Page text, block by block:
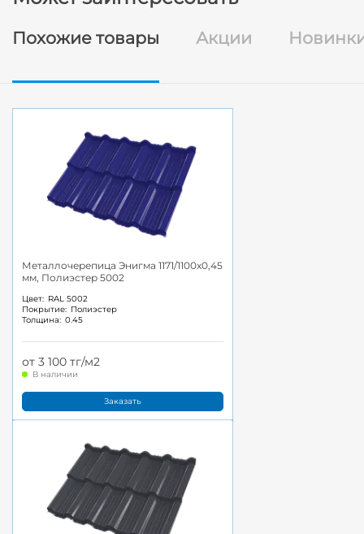
Похожие товары Акции
Металлочерепица Энигма 1171/1100x0,45
мм, Полиэстер 5002
Цвет: RAL 5002
Покрытие: Полиэстер
Толщина: 0.45
от 3 100 тг/м2
В наличии
Заказать